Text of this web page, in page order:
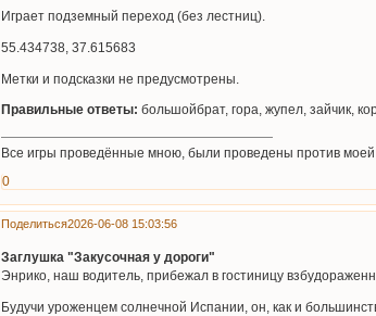
Играет подземный переход (без лестниц).
55.434738, 37.615683
Метки и подсказки не предусмотрены.
Правильные ответы: большойбрат, гора, жупел, зайчик,
Все игры проведённые мною, были проведены против моей
0
Поделиться2026-06-08 15:03:56
Заглушка "Закусочная у дороги"
Энрико, наш водитель, прибежал в гостиницу
Будучи уроженцем солнечной Испании, он, как и